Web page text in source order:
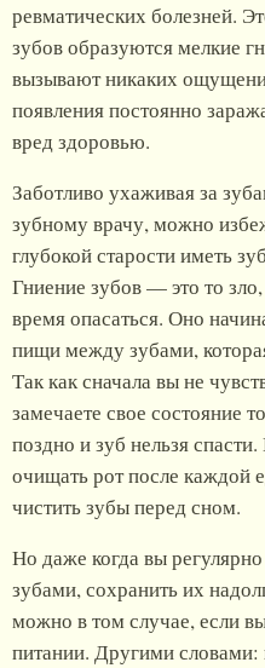
ревматических болезней.
зубов образуются мелкие
вызывают никаких
появления постоянно
вред здоровью.
Заботливо ухаживая за
зубному врачу, можно
глубокой старости иметь
Гниение зубов — это то
время опасаться. Оно
пищи между зубами,
Так как сначала вы не
замечаете свое состояние
поздно и зуб нельзя
очищать рот после каждой
чистить зубы перед сном.
Но даже когда вы
зубами, сохранить их
можно в том случае, если
питании. Другими словами: